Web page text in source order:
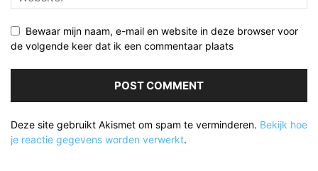
Bewaar mijn naam, e-mail en website in deze browser voor
de volgende keer dat ik een commentaar plaats
Deze site gebruikt Akismet om spam te verminderen. Bekijk hoe
je reactie gegevens worden verwerkt.